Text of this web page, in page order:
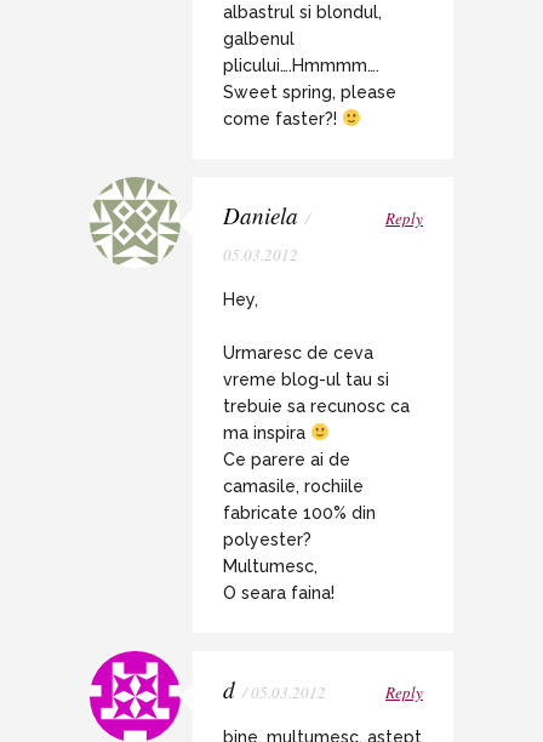
albastrul si blondul,
galbenul
plicului….Hmmmm….
Sweet spring, please
come faster?!
Daniela /
05.03.2012
Reply
Hey,
Urmaresc de ceva
vreme blog-ul tau si
trebuie sa recunosc ca
ma inspira
Ce parere ai de
camasile, rochiile
fabricate 100% din
polyester?
Multumesc,
O seara faina!
d / 05.03.2012 Reply
bine, multumesc. astept